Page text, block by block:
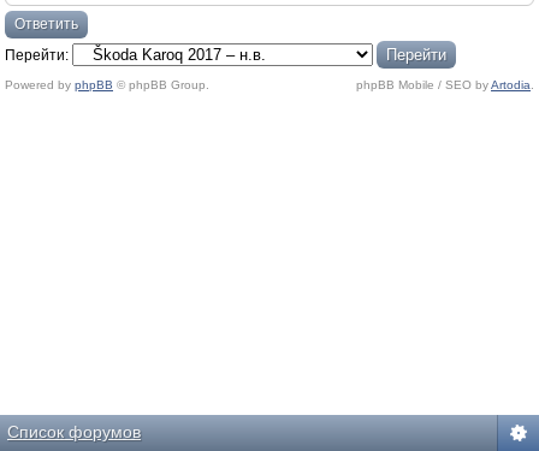
Ответить
Перейти:
Powered by phpBB © phpBB Group. phpBB Mobile / SEO byArtodia
Список форумов